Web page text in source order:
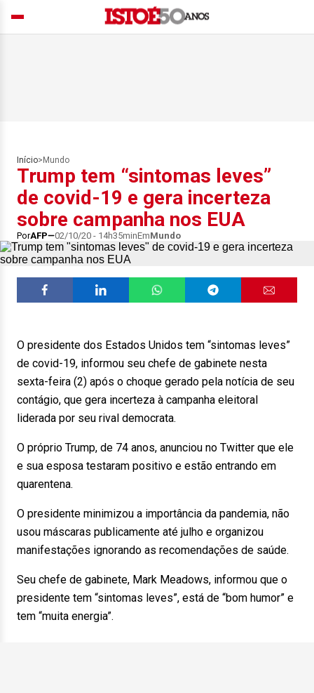
Início> Mundo
Trump tem “sintomas leves”
de covid-19 e gera incerteza
sobre campanha nos EUA
PorAFP 02/10/20 - 14h35minEmMundo
O presidente dos Estados Unidos tem “sintomas leves”
de covid-19, informou seu chefe de gabinete nesta
sexta-feira (2) após o choque gerado pela notícia de seu
contágio, que gera incerteza à campanha eleitoral
liderada por seu rival democrata.
O próprio Trump, de 74 anos, anunciou no Twitter que ele
e sua esposa testaram positivo e estão entrando em
quarentena.
O presidente minimizou a importância da pandemia, não
usou máscaras publicamente até julho e organizou
manifestações ignorando as recomendações de saúde.
Seu chefe de gabinete, Mark Meadows, informou que o
presidente tem “sintomas leves”, está de “bom humor” e
tem “muita energia”.